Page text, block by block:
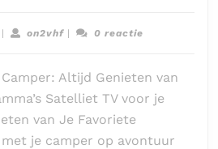
Onderweg:
voor
je
Camper
09
| on2vhfon2vhf
| 0 reactie
Altijd Genieten van
Satelliet TV voor je
van Je Favoriete
met je camper op avontuur